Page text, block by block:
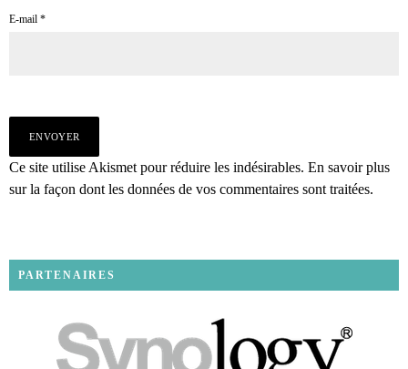
E-mail *
Ce site utilise Akismet pour réduire les indésirables. En savoir plus
sur la façon dont les données de vos commentaires sont traitées.
PARTENAIRES